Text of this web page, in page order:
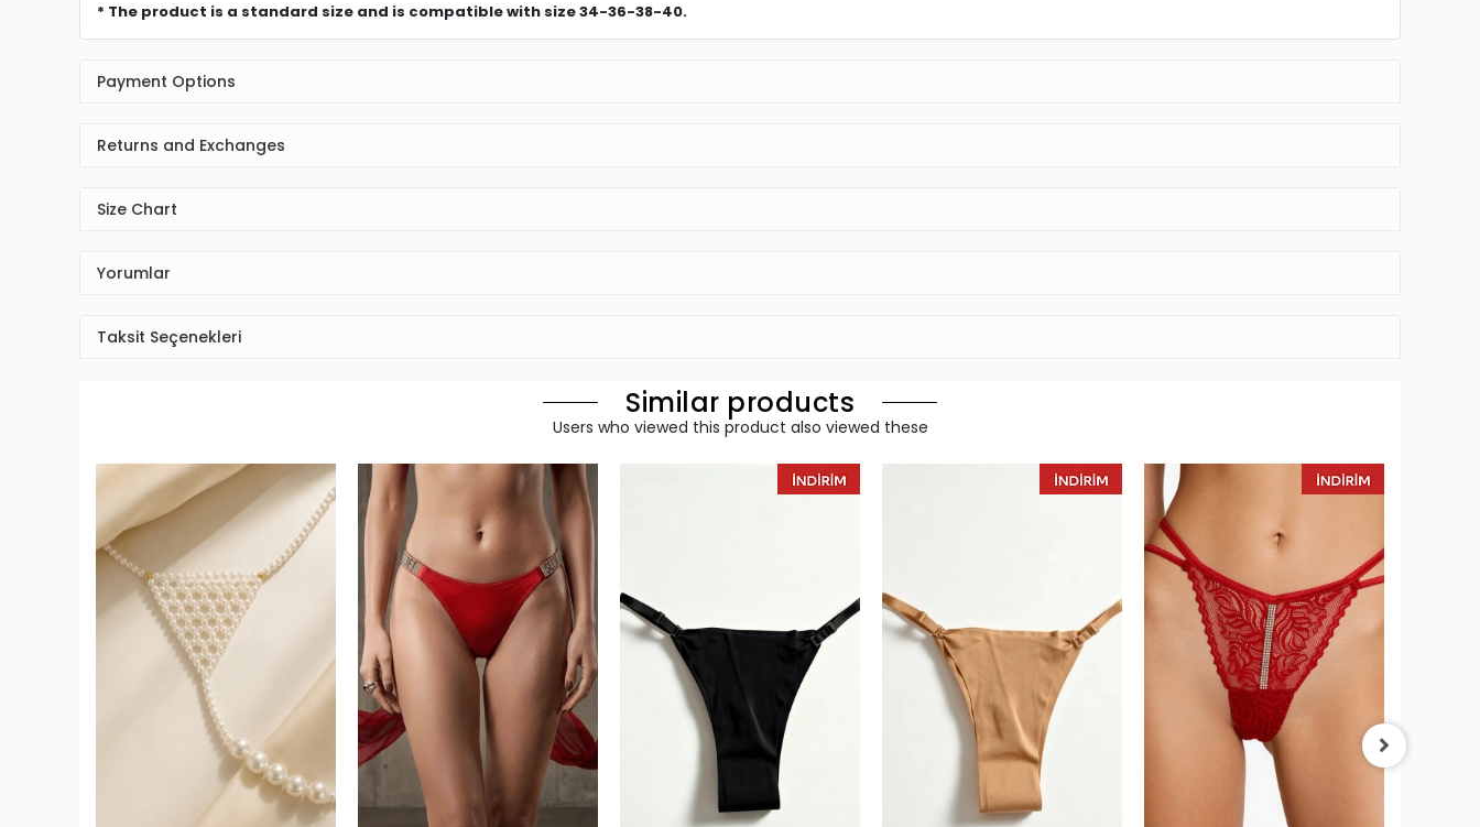
* The product is a standard size and is compatible with size 34-36-38-40.
Payment Options
Returns and Exchanges
Size Chart
Yorumlar
Taksit Seçenekleri
Similar products
Users who viewed this product also viewed these